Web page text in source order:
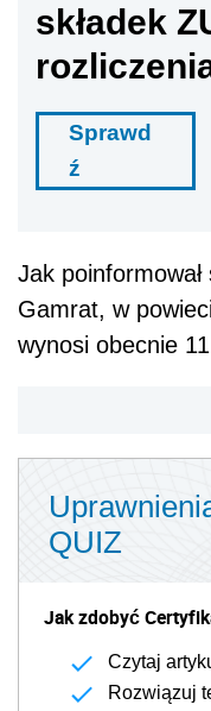
składek
Sprawd
ź
Jak
Gamrat, w
wynosi obecnie
QUIZ
Jak zdobyć
Czytaj
Rozwiązuj